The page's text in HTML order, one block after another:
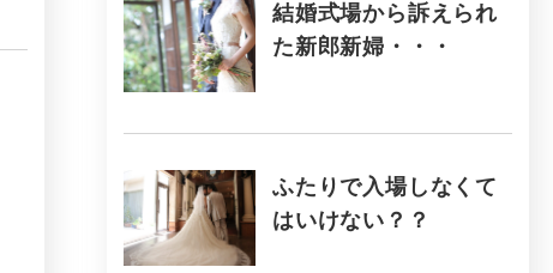
結婚式場から訴えられ
た新郎新婦・・・
ふたりで入場しなくて
はいけない？？